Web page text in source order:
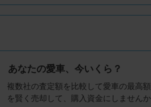
あなたの愛車、今いくら？
複数社の査定額を比較して愛車の最高
を賢く売却して、購入資金にしませんか